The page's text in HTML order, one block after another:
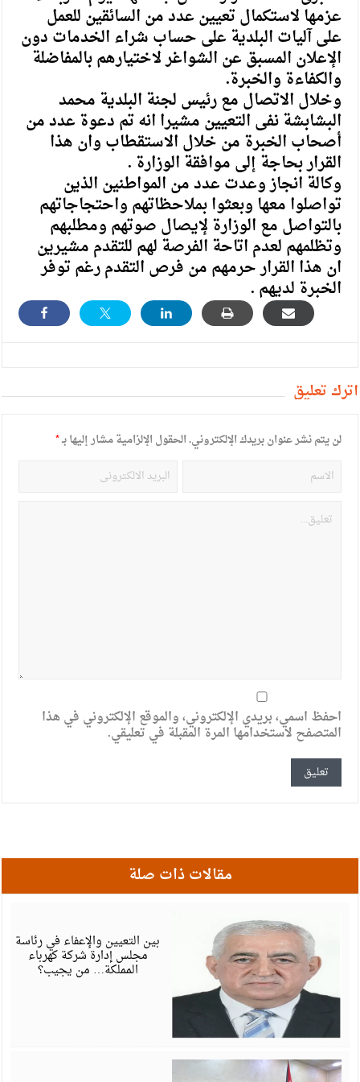
عزمها لاستكمال تعيين عدد من السائقين للعمل
على آليات البلدية على حساب شراء الخدمات دون
الإعلان المسبق عن الشواغر لاختيارهم بالمفاضلة
والكفاءة والخبرة.
وخلال الاتصال مع رئيس لجنة البلدية محمد
البشابشة نفى التعيين مشيرا انه تم دعوة عدد من
أصحاب الخبرة من خلال الاستقطاب وان هذا
القرار بحاجة إلى موافقة الوزارة .
وكالة انجاز وعدت عدد من المواطنين الذين
تواصلوا معها وبعثوا بملاحظاتهم واحتجاجاتهم
بالتواصل مع الوزارة لإيصال صوتهم ومطلبهم
وتظلمهم لعدم اتاحة الفرصة لهم للتقدم مشيرين
ان هذا القرار حرمهم من فرص التقدم رغم توفر
الخبرة لديهم .
أترك تعليق
لن يتم نشر عنوان بريدك الإلكتروني.الحقول الإلزامية مشار إليها بـ*
احفظ اسمي، بريدي الإلكتروني، والموقع الإلكتروني في هذا
المتصفح لاستخدامها المرة المقبلة في تعليقي.
مقالات ذات صلة
بين التعيين والإعفاء في رئاسة
مجلس إدارة شركة كهرباء
المملكة… من يجيب؟